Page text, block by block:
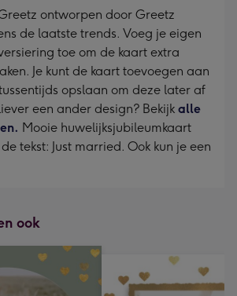
ontworpen door Greetz
de laatste trends. Voeg je eigen
toe om de kaart extra
Je kunt de kaart toevoegen aan
opslaan om deze later af
een ander design? Bekijk alle
Mooie huwelijksjubileumkaart
tekst: Just married. Ook kun je een
ook